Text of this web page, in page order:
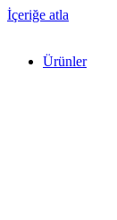
İçeriğe atla
Ürünler